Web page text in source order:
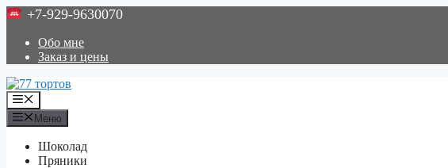
Перейти
содержимому
+7-929-9630070
Обо мне
Заказ и цены
Меню
Меню
Шоколад
Пряники